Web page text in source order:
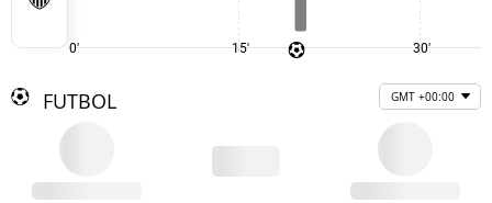
0' 15' 30'
FUTBOL GMT +00:00